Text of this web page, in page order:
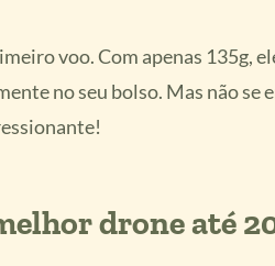
voo. Com apenas 135g,
no seu bolso. Mas não se
drone até